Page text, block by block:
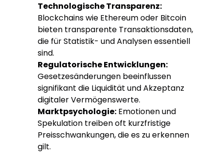
Technologische Transparenz:
Blockchains wie Ethereum oder Bitcoin
bieten transparente Transaktionsdaten,
die für Statistik- und Analysen essentiell
sind.
Regulatorische Entwicklungen:
Gesetzesänderungen beeinflussen
signifikant die Liquidität und Akzeptanz
digitaler Vermögenswerte.
Marktpsychologie: Emotionen und
Spekulation treiben oft kurzfristige
Preisschwankungen, die es zu erkennen
gilt.